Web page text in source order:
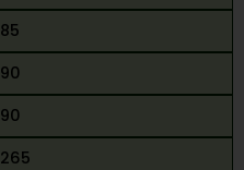
85
90
90
265